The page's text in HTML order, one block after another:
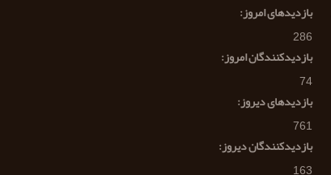
بازدیدهای امروز:
286
بازدیدکنندگان امروز:
74
بازدیدهای دیروز:
761
بازدیدکنندگان دیروز:
163